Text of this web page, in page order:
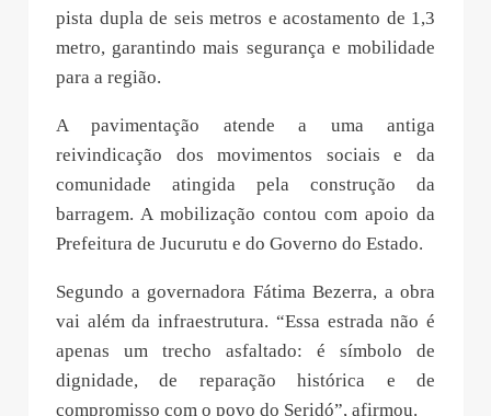
pista dupla de seis metros e acostamento de 1,3
metro, garantindo mais segurança e mobilidade
para a região.
A pavimentação atende a uma antiga
reivindicação dos movimentos sociais e da
comunidade atingida pela construção da
barragem. A mobilização contou com apoio da
Prefeitura de Jucurutu e do Governo do Estado.
Segundo a governadora Fátima Bezerra, a obra
vai além da infraestrutura. “Essa estrada não é
apenas um trecho asfaltado: é símbolo de
dignidade, de reparação histórica e de
compromisso com o povo do Seridó”, afirmou.